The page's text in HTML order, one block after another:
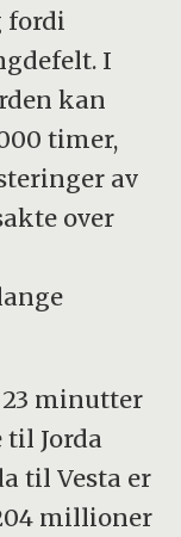
fordi
I
kan
timer,
av
over
minutter
til Jorda
til Vesta er
millioner